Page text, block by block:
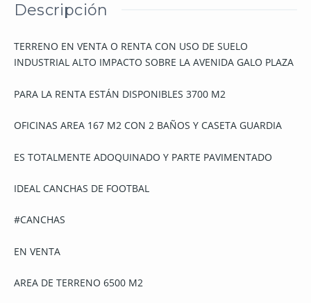
Descripción
TERRENO EN VENTA O RENTA CON USO DE SUELO
INDUSTRIAL ALTO IMPACTO SOBRE LA AVENIDA GALO PLAZA
PARA LA RENTA ESTÁN DISPONIBLES 3700 M2
OFICINAS AREA 167 M2 CON 2 BAÑOS Y CASETA GUARDIA
ES TOTALMENTE ADOQUINADO Y PARTE PAVIMENTADO
IDEAL CANCHAS DE FOOTBAL
#CANCHAS
EN VENTA
AREA DE TERRENO 6500 M2